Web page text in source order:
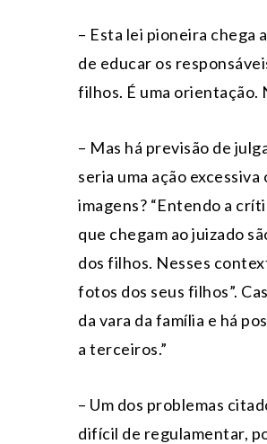
– Esta lei pioneira chega
de educar os
filhos. É uma orientação.
– Mas há previsão de
seria uma ação
imagens? “Entendo a
que chegam ao juizado
dos filhos. Nesses
fotos dos seus filhos”.
da vara da família e há
a terceiros.”
– Um dos problemas
difícil de regulamentar,